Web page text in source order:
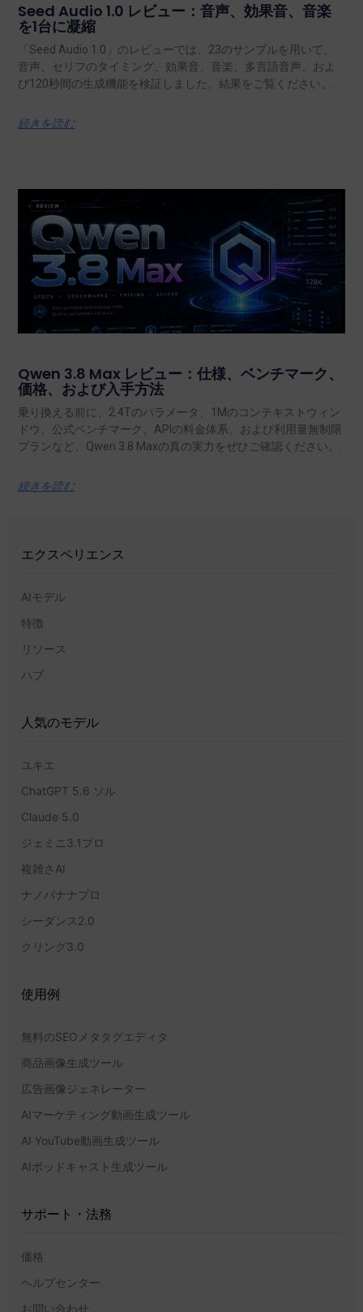
Seed Audio 1.0 レビュー：音声、効果音、音楽
を1台に凝縮
「Seed Audio 1.0」のレビューでは、23のサンプルを用いて、
音声、セリフのタイミング、効果音、音楽、多言語音声、およ
び120秒間の生成機能を検証しました。結果をご覧ください。.
続きを読む
Qwen 3.8 Max レビュー：仕様、ベンチマーク、
価格、および入手方法
乗り換える前に、2.4Tのパラメータ、1Mのコンテキストウィン
ドウ、公式ベンチマーク、APIの料金体系、および利用量無制限
プランなど、Qwen 3.8 Maxの真の実力をぜひご確認ください。.
続きを読む
エクスペリエンス
AIモデル
特徴
リソース
ハブ
人気のモデル
ユキエ
ChatGPT 5.6 ソル
Claude 5.0
ジェミニ3.1プロ
複雑さAI
ナノバナナプロ
シーダンス2.0
クリング3.0
使用例
無料のSEOメタタグエディタ
商品画像生成ツール
広告画像ジェネレーター
AIマーケティング動画生成ツール
AI YouTube動画生成ツール
AIポッドキャスト生成ツール
サポート・法務
価格
ヘルプセンター
お問い合わせ